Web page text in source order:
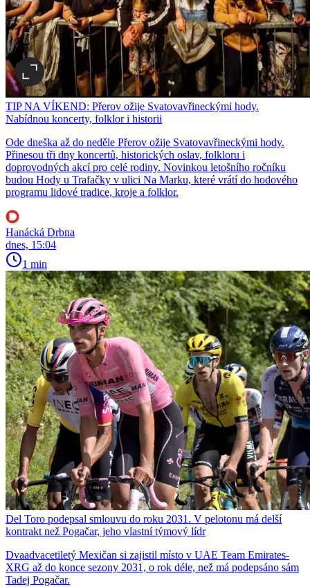
TIP NA VÍKEND: Přerov ožije Svatovavřineckými hody.
Nabídnou koncerty, folklor i historii
Ode dneška až do neděle Přerov ožije Svatovavřineckými hody.
Přinesou tři dny koncertů, historických oslav, folkloru i
doprovodných akcí pro celé rodiny. Novinkou letošního ročníku
budou Hody u Trafačky v ulici Na Marku, které vrátí do hodového
programu lidové tradice, kroje a folklor.
Hanácká Drbna
dnes, 15:04
1 min
Del Toro podepsal smlouvu do roku 2031. V pelotonu má delší
kontrakt než Pogačar, jeho vlastní týmový lídr
Dvaadvacetiletý Mexičan si zajistil místo v UAE Team Emirates-
XRG až do konce sezony 2031, o rok déle, než má podepsáno sám
Tadej Pogačar.